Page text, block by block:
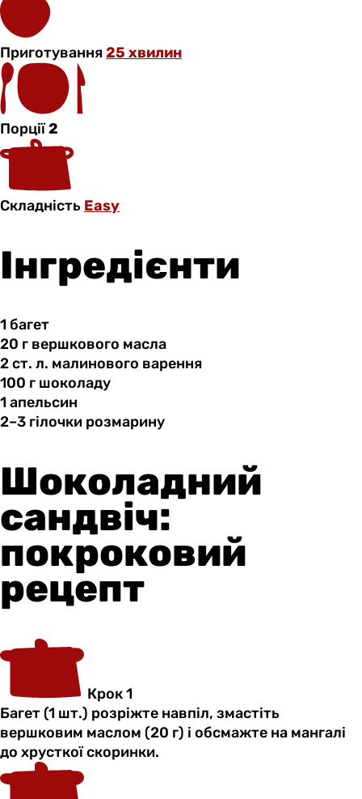
Приготування25 хвилин
Порції2
Складність Easy
Інгредієнти
1 багет
20 г вершкового масла
2 ст. л. малинового варення
100 г шоколаду
1 апельсин
2–3 гілочки розмарину
Шоколадний
сандвіч:
покроковий
рецепт
Крок 1
Багет (1 шт.) розріжте навпіл, змастіть
вершковим маслом (20 г) і обсмажте на мангалі
до хрусткої скоринки.